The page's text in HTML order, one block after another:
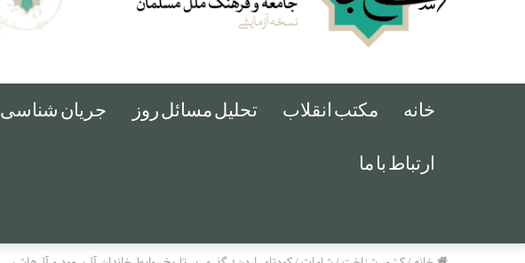
خانه مکتب انقلاب تحلیل مسائل روز جریان شناسی
ارتباط با ما